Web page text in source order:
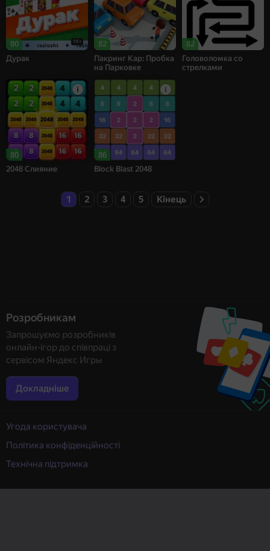
80 16+
Дурак
82
Пакринг Кар: Пробка
на Парковке
82
Головоломка со
стрелками
80
2048 Слияние
86
Block Blast 2048
1 2 3 4 5 Кінець
Розробникам
Запрошуємо розробників
онлайн-ігор до співпраці з
сервісом Яндекс Игры
Докладніше
Угода користувача
Політика конфіденційності
Технічна підтримка